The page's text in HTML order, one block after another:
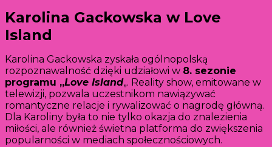
Karolina Gackowska w Love
Island
Karolina Gackowska zyskała ogólnopolską
rozpoznawalność dzięki udziałowi w 8. sezonie
programu „Love Island„. Reality show, emitowane w
telewizji, pozwala uczestnikom nawiązywać
romantyczne relacje i rywalizować o nagrodę główną.
Dla Karoliny była to nie tylko okazja do znalezienia
miłości, ale również świetna platforma do zwiększenia
popularności w mediach społecznościowych.